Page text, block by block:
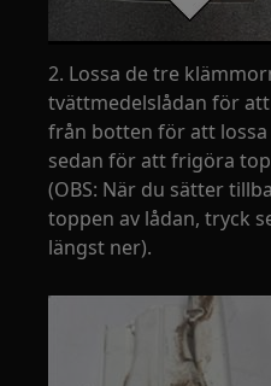
2. Lossa de tre
tvättmedelslådan för
från botten för att
sedan för att frigöra
(OBS: När du sätter
toppen av lådan, tryck
längst ner).